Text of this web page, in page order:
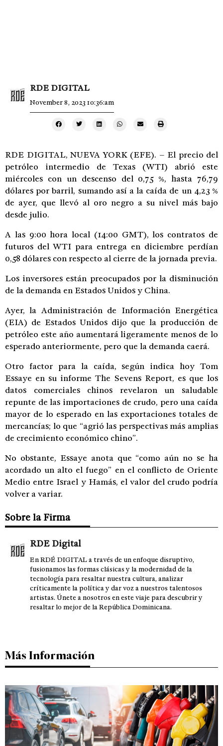
RDE DIGITAL
November 8, 2023 10:36:am
RDE DIGITAL, NUEVA YORK (EFE). – El precio del
petróleo intermedio de Texas (WTI) abrió este
miércoles con un descenso del 0,75 %, hasta 76,79
dólares por barril, sumando así a la caída de un 4,23 %
de ayer, que llevó al oro negro a su nivel más bajo
desde julio.
A las 9:00 hora local (14:00 GMT), los contratos de
futuros del WTI para entrega en diciembre perdían
0,58 dólares con respecto al cierre de la jornada previa.
Los inversores están preocupados por la disminución
de la demanda en Estados Unidos y China.
Ayer, la Administración de Información Energética
(EIA) de Estados Unidos dijo que la producción de
petróleo este año aumentará ligeramente menos de lo
esperado anteriormente, pero que la demanda caerá.
Otro factor para la caída, según indica hoy Tom
Essaye en su informe The Sevens Report, es que los
datos comerciales chinos revelaron un saludable
repunte de las importaciones de crudo, pero una caída
mayor de lo esperado en las exportaciones totales de
mercancías; lo que “agrió las perspectivas más amplias
de crecimiento económico chino”.
No obstante, Essaye anota que “como aún no se ha
acordado un alto el fuego” en el conflicto de Oriente
Medio entre Israel y Hamás, el valor del crudo podría
volver a variar.
Sobre la Firma
RDE Digital
En RDÉ DIGITAL a través de un enfoque disruptivo,
fusionamos las formas clásicas y la modernidad de la
tecnología para resaltar nuestra cultura, analizar
críticamente la política y dar voz a nuestros talentosos
artistas. Únete a nosotros en este viaje para descubrir y
resaltar lo mejor de la República Dominicana.
Más Información